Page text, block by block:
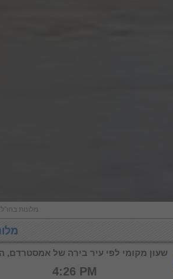
מלונות בחו"ל
שעון מקומי לפי עיר בירה של אמסטרדם,
4:26 PM